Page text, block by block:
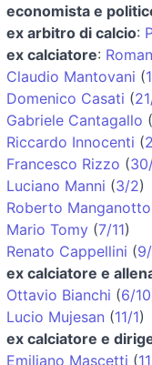
economista e
ex arbitro di calcio:
ex calciatore:
Claudio Mantovani (
Domenico Casati (
Gabriele Cantagallo (
Riccardo Innocenti (
Francesco Rizzo (
Luciano Manni (3/2)
Roberto Manganotto
Mario Tomy (7/11)
Renato Cappellini (
ex calciatore e
Ottavio Bianchi (6/10
Lucio Mujesan (11/1)
ex calciatore e
Emiliano Mascetti (